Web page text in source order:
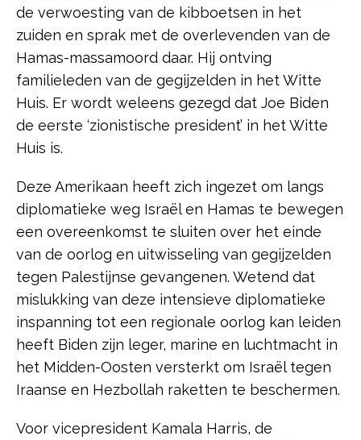
de verwoesting van de kibboetsen in het
zuiden en sprak met de overlevenden van de
Hamas-massamoord daar. Hij ontving
familieleden van de gegijzelden in het Witte
Huis. Er wordt weleens gezegd dat Joe Biden
de eerste ‘zionistische president’ in het Witte
Huis is.
Deze Amerikaan heeft zich ingezet om langs
diplomatieke weg Israël en Hamas te bewegen
een overeenkomst te sluiten over het einde
van de oorlog en uitwisseling van gegijzelden
tegen Palestijnse gevangenen. Wetend dat
mislukking van deze intensieve diplomatieke
inspanning tot een regionale oorlog kan leiden
heeft Biden zijn leger, marine en luchtmacht in
het Midden-Oosten versterkt om Israël tegen
Iraanse en Hezbollah raketten te beschermen.
Voor vicepresident Kamala Harris, de